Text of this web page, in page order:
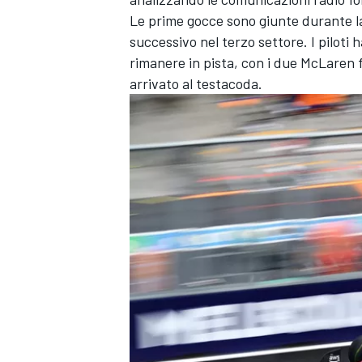
MONOMARCA
Le prime gocce sono giunte durante
successivo nel terzo settore. I piloti
rimanere in pista, con i due
arrivato al testacoda.